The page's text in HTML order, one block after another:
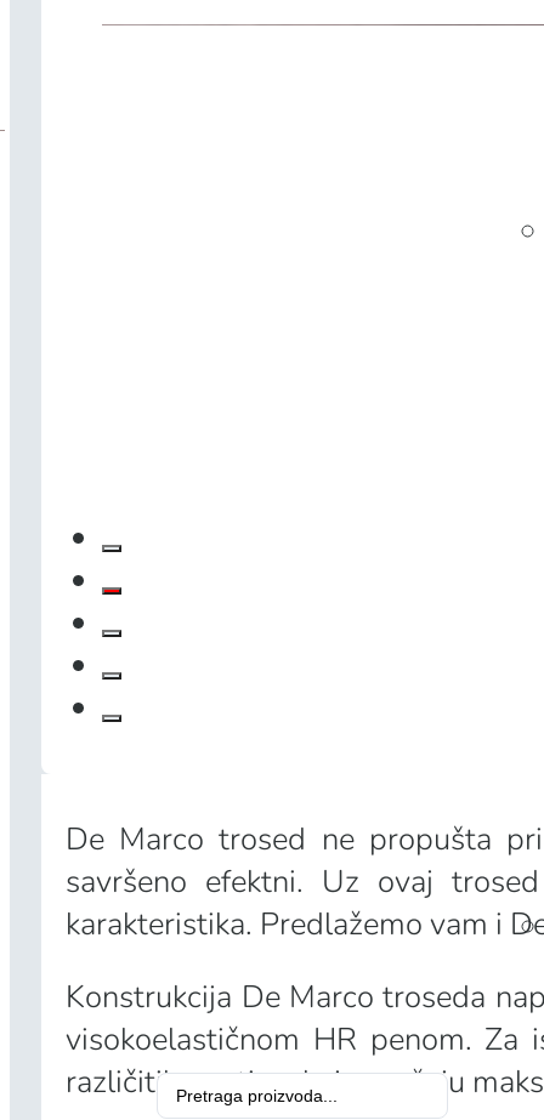
Search
De Marco trosed ne propušta
savršeno efektni. Uz ovaj
karakteristika. Predlažemo vam i
Konstrukcija De Marco troseda
visokoelastičnom HR penom.
različitih gustina, koje pružaju